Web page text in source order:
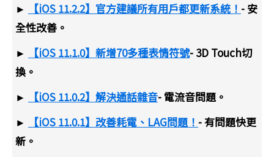
►
【iOS 11.2.2】官方建議所有用戶都更新系統！ - 安
全性改善。
►
【iOS 11.1.0】新增70多種表情符號- 3D Touch切
換。
►
【iOS 11.0.2】解決通話雜音- 電流音問題。
►
【iOS 11.0.1】改善耗電、LAG問題！ - 有問題快更
新。